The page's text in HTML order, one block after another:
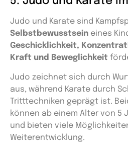
Judo und Karate sind
Selbstbewusstsein eines
Geschicklichkeit,
Kraft und Beweglichkeit
Judo zeichnet sich durch
aus, während Karate durch
Tritttechniken geprägt ist.
können ab einem Alter von 5
und bieten viele
Weiterentwicklung.